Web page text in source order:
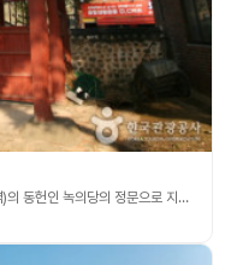
죽수절제아문은 능성현(화순 지역에 있던 옛 행정 구역)의 동헌인 녹의당의 정문으로 지어진 관아의 대문이다. 최초의 건립은 언제인지 분명하지 않으나, 녹의당 건립과 함께 지여 졌을 것으로 추측된다. 동헌은 수령이 공사를 처리하는 곳으로, 조선왕조 지방 관청의 중심 건물이다. 1599년에 아문을 수리했다는 기록이 있으며, 1602년에 당대의 문필가이던 하동 정씨 정이가 능성관의 현판과 함께 쓴 죽수절제아문 현판이 오늘에 전한다. 1632년 능성현이 능주목